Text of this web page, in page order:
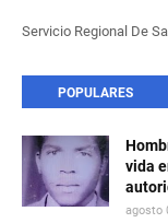
Servicio Regional De
POPULARES
vida
agosto